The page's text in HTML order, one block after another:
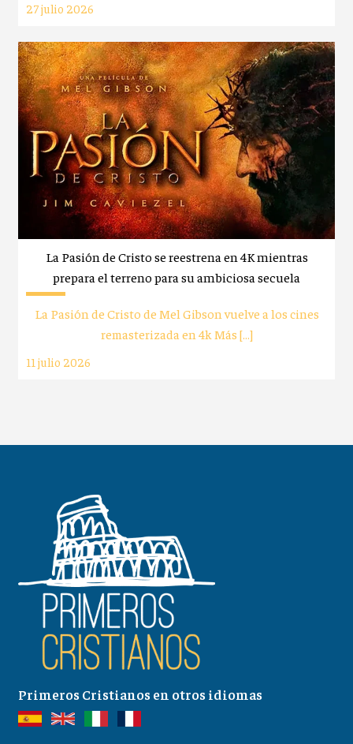
27 julio 2026
La Pasión de Cristo se reestrena en 4K mientras
prepara el terreno para su ambiciosa secuela
La Pasión de Cristo de Mel Gibson vuelve a los cines
remasterizada en 4k Más […]
11 julio 2026
Primeros Cristianos en otros idiomas